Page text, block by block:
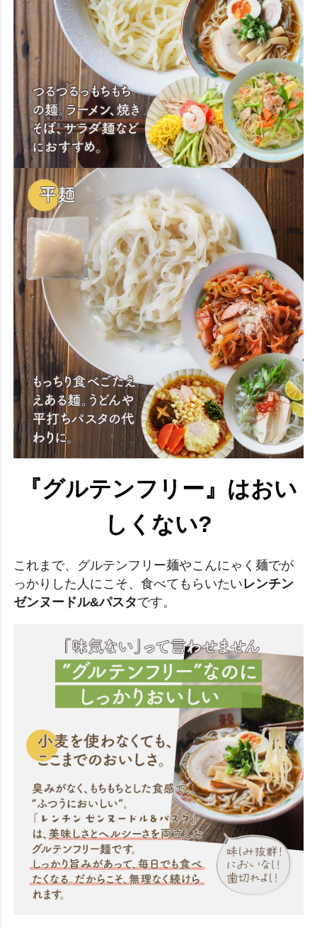
『グルテンフリー』はおい
しくない?
これまで、グルテンフリー麺やこんにゃく麺でが
っかりした人にこそ、食べてもらいたいレンチン
ゼンヌードル&パスタです。